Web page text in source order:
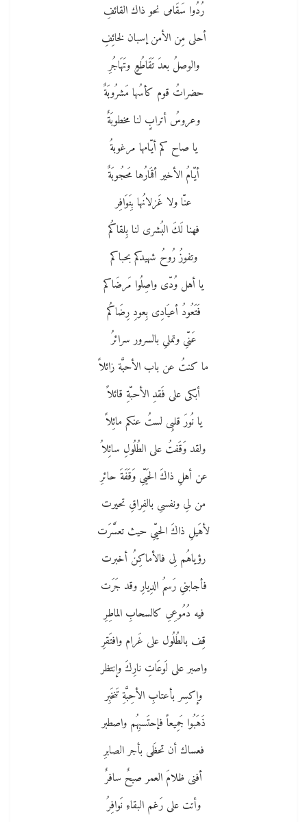
رُدُوا سَقَامى نحو ذاك القائفِ
أحلى مِن الأمن إسبان لخائِفِ
والوصلُ بعدَ تَقَاطُعٍ وتَهَاجُرِ
حضراتُ قوم كأسُها مَشرُوبَةٌ
وعروسُ أترابٍ لنا مخطوبَةٌ
يا صاح كم أيّامها مرغوبةُ
أيّامُ الأخير أقمَارُها مَحجُوبَةٌ
عنّا ولا غَزلانُها بِنَوَافِر
فهنا لَكَ البُشرى لنا بِلقاكُم
وتفوزُ رُوحُ شهيدكم بحباكم
يا أهل وُدّى واصِلُوا مَرضَاكم
فَتَعُودُ أعيَادِى بِعودِ رِضَاكُم
عَنّىِ وتملىِ بالسرور سرائرُ
ما كنتُ عن باب الأحبَّة زائلاً
أبكى على فَقدِ الأحبّةِ قائلاً
يا نُورَ قلبِى لستُ عنكم مائِلاً
ولقد وَقَفتُ على الطُلُولِ سائِلاُ
عن أهلِ ذاكَ الحَيّىِ وَقَفَةَ حائرِ
من لىِ ونفسىِ بالفِراقِ تحيرت
لأهَيلِ ذاكَ الحيّىِ حيث تعسَّرَت
رؤياهُم لِى فالأماكِنُ أخبرت
فأجابنىِ رَسمُ الدِيارِ وقد جَرَت
فيه دُمُوعِىِ كالسحابِ الماطِرِ
قِف بالطُلُول على غَرام وافتَقرِ
واصبر على لَوعَاتِ نارِكَ وإنتظر
وإكسِر بأعتابِ الأحِبَّةِ تَنخَبِر
ذَهَبُوا جَمِيعاً فإحتَسبِهُم واصطبر
فعساك أن تحظَى بأجر الصابرِ
أفنى ظلامَ العمر صبحٌ سافرٌ
وأتت على رَغم البقاءِ نَوافِرُ